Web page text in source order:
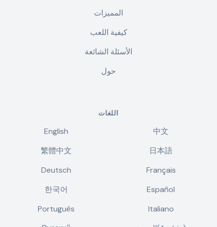
المميزات
كيفية اللعب
الأسئلة الشائعة
حول
اللغات
English
中文
繁體中文
日本語
Deutsch
Français
한국어
Español
Português
Italiano